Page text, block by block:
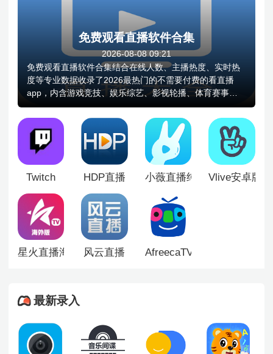
免费观看直播软件合集
2026-08-08 09:21
免费观看直播软件合集结合在线人数、主播热度、实时热
度等专业数据收录了2026最热门的不需要付费的看直播
app，内含游戏竞技、娱乐综艺、影视轮播、体育赛事等
丰富频道，高清画质全程在线，画面播放流畅稳定，影音
观感出众。聚合多平台直播源，省去来回切换平台的繁
琐，各类热门主播与赛事直播一键直达。免费看直播频道
分类清晰规整，海量直播内容实时更新上新，全天候都有
精彩内容可看。丰富休闲娱乐方式，汇聚全网直播精华，
成为日常宅家放松、随时追看直播的优质选择。
Twitch HDP直播 小薇直播纯净版Vlive安卓版
星火直播海外版风云直播 AfreecaTV
最新录入